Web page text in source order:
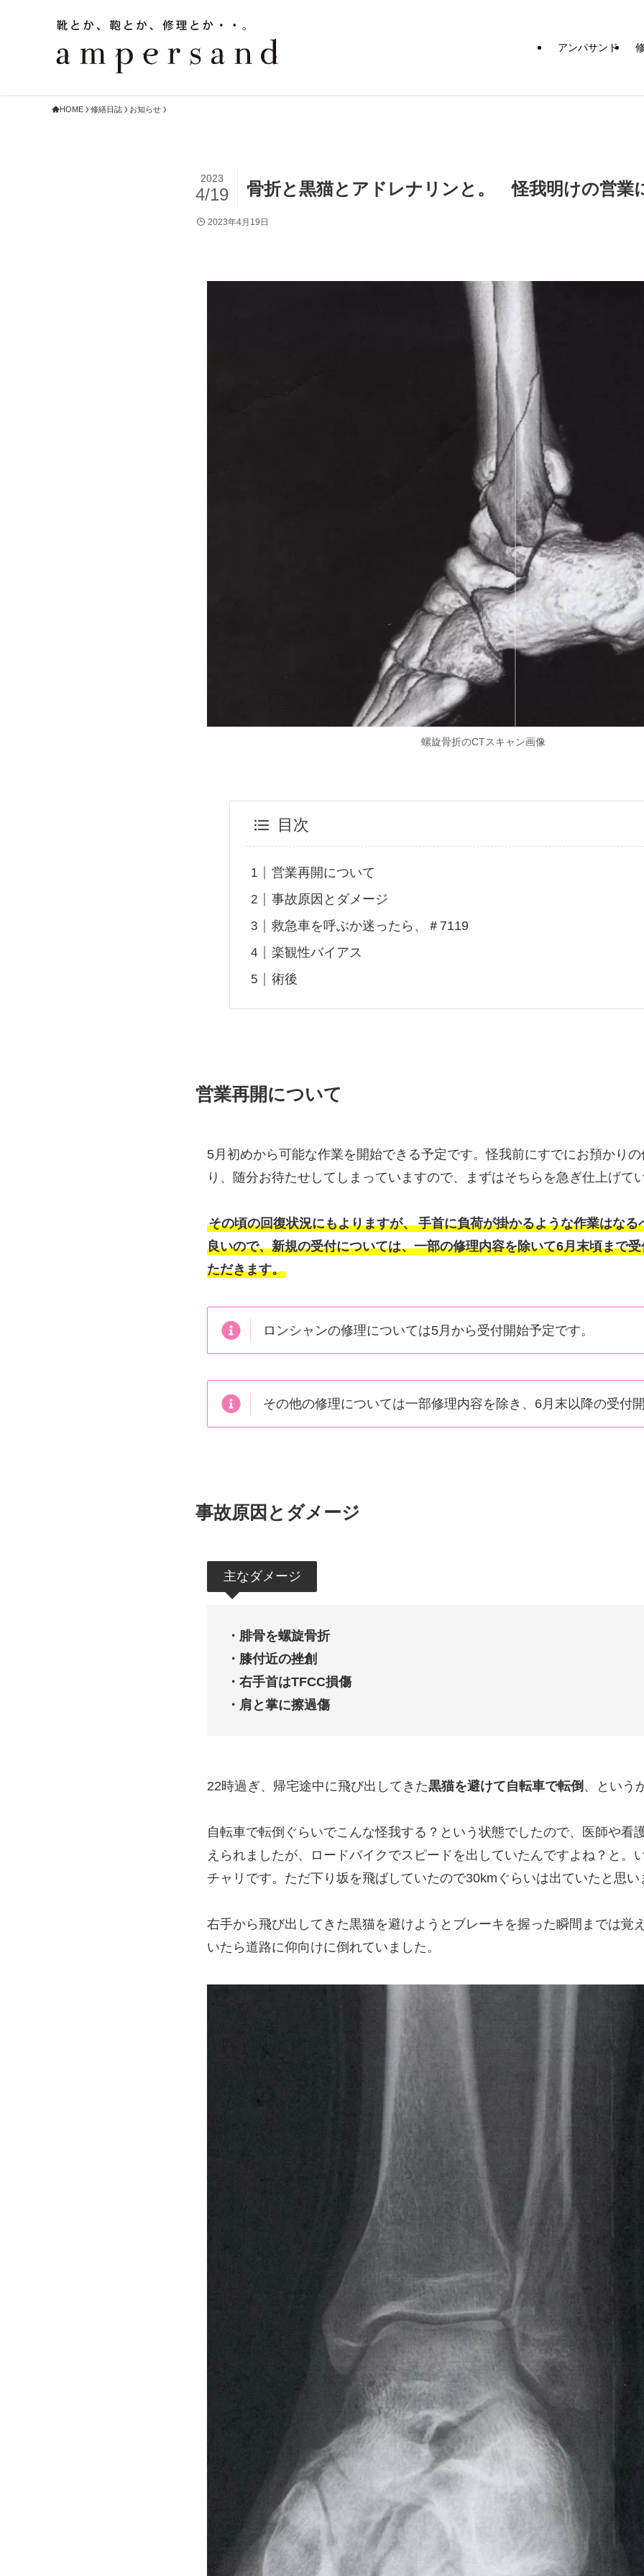
アンパサンド
HOME 修繕日誌 お知らせ
骨折と黒猫とアドレナリンと。 怪我明けの営業
2023
4/19
2023年4月19日
螺旋骨折のCTスキャン画像
目次
営業再開について
事故原因とダメージ
救急車を呼ぶか迷ったら、＃7119
楽観性バイアス
術後
営業再開について
5月初めから可能な作業を開始できる予定です。怪我前にすでにお預かり
り、随分お待たせしてしまっていますので、まずはそちらを急ぎ仕上げて
その頃の回復状況にもよりますが、 手首に負荷が掛かるような作業はなる
良いので、新規の受付については、一部の修理内容を除いて6月末頃まで
ただきます。
ロンシャンの修理については5月から受付開始予定です。
その他の修理については一部修理内容を除き、6月末以降の受付開
事故原因とダメージ
主なダメージ
・腓骨を螺旋骨折
・膝付近の挫創
・右手首はTFCC損傷
・肩と掌に擦過傷
22時過ぎ、帰宅途中に飛び出してきた黒猫を避けて自転車で転倒 、という
自転車で転倒ぐらいでこんな怪我する？という状態でしたので、医師や看
えられましたが、ロードバイクでスピードを出していたんですよね？と。
チャリです。ただ下り坂を飛ばしていたので30kmぐらいは出ていたと思い
右手から飛び出してきた黒猫を避けようとブレーキを握った瞬間までは覚
いたら道路に仰向けに倒れていました。